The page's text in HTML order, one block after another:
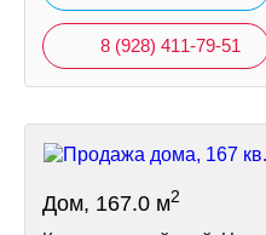
8 (928) 411-79-51
Дом, 167.0 м2